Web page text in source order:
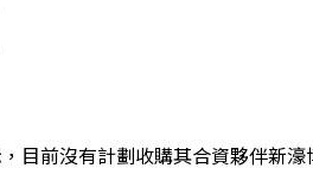
目前沒有計劃收購其合資夥伴新